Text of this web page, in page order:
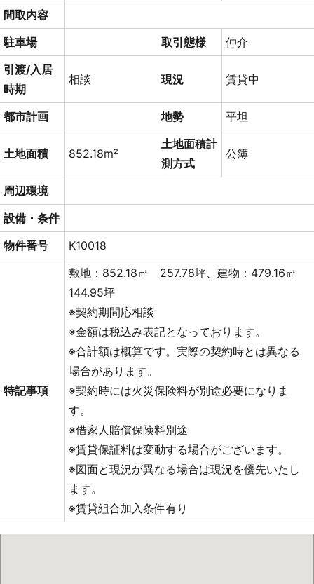
間取内容
駐車場
取引態様
仲介
引渡/入居
時期
相談 現況 賃貸中
都市計画 地勢 平坦
土地面積 852.18m²
土地面積計
測方式
公簿
周辺環境
設備・条件
物件番号
K10018
特記事項
敷地：852.18㎡ 257.78坪、建物：479.16㎡
144.95坪
※契約期間応相談
※金額は税込み表記となっております。
※合計額は概算です。実際の契約時とは異なる
場合があります。
※契約時には火災保険料が別途必要になりま
す。
※借家人賠償保険料別途
※賃貸保証料は変動する場合がございます。
※図面と現況が異なる場合は現況を優先いたし
ます。
※賃貸組合加入条件有り